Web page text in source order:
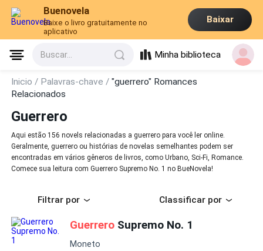
Buenovela
Baixe o livro gratuitamente no
aplicativo
Baixar
Buscar... Minha biblioteca
Inicio / Palavras-chave /"guerrero" Romances
Relacionados
Guerrero
Aqui estão 156 novels relacionadas a guerrero para você ler online.
Geralmente, guerrero ou histórias de novelas semelhantes podem ser
encontradas em vários gêneros de livros, como Urbano, Sci-Fi, Romance.
Comece sua leitura com Guerrero Supremo No. 1 no BueNovela!
Filtrar por Classificar por
Guerrero Supremo No. 1
Moneto